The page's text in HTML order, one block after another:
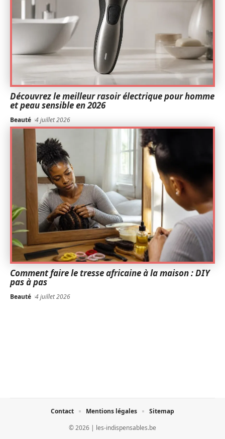
Découvrez le meilleur rasoir électrique pour homme
et peau sensible en 2026
Beauté 4 juillet 2026
Comment faire le tresse africaine à la maison : DIY
pas à pas
Beauté 4 juillet 2026
© 2026 | les-indispensables.be
Contact Mentions légales Sitemap